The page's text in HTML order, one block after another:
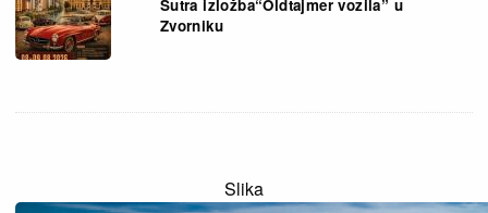
Sutra izložba“Oldtajmer vozila” u
Zvorniku
Slika